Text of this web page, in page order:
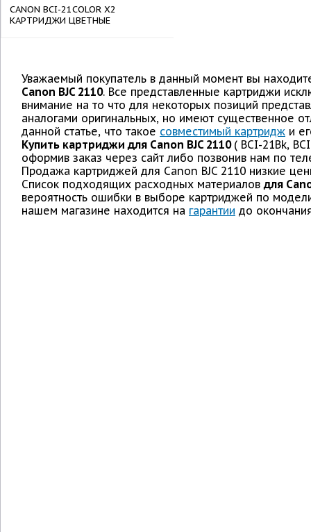
CANON BCI-21COLOR X2
КАРТРИДЖИ ЦВЕТНЫЕ
Уважаемый покупатель в данный момент вы
Canon BJC 2110. Все представленные картриджи
внимание на то что для некоторых позиций
аналогами оригинальных, но имеют существенное
данной статье, что такое совместимый картридж и
Купить картриджи для Canon BJC 2110 ( BCI-21Bk,
оформив заказ через сайт либо позвонив нам по
Продажа картриджей для Canon BJC 2110 низкие
Список подходящих расходных материаловдля
вероятность ошибки в выборе картриджей по
нашем магазине находится на гарантии до